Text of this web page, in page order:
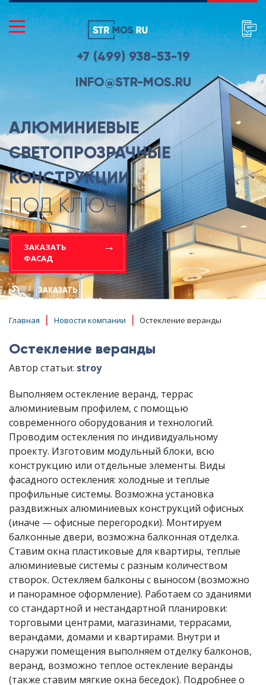
+7 (499) 938-53-19
INFO@STR-MOS.RU
АЛЮМИНИЕВЫЕ
СВЕТОПРОЗРАЧНЫЕ
КОНСТРУКЦИИ
ПОД КЛЮЧ
ЗАКАЗАТЬ
ФАСАД
ЗАКАЗАТЬ
КОНСУЛЬТАЦИЮ
Главная | Новости компании | Остекление веранды
Остекление веранды
Автор статьи: stroy
Выполняем остекление веранд, террас
алюминиевым профилем, с помощью
современного оборудования и технологий.
Проводим остекления по индивидуальному
проекту. Изготовим модульный блоки, всю
конструкцию или отдельные элементы. Виды
фасадного остекления: холодные и теплые
профильные системы. Возможна установка
раздвижных алюминиевых конструкций офисных
(иначе — офисные перегородки). Монтируем
балконные двери, возможна балконная отделка.
Ставим окна пластиковые для квартиры, теплые
алюминиевые системы с разным количеством
створок. Остекляем балконы с выносом (возможно
и панорамное оформление). Работаем со зданиями
со стандартной и нестандартной планировки:
торговыми центрами, магазинами, террасами,
верандами, домами и квартирами. Внутри и
снаружи помещения выполняем отделку балконов,
веранд, возможно теплое остекление веранды
(также ставим мягкие окна беседок). Подробнее о